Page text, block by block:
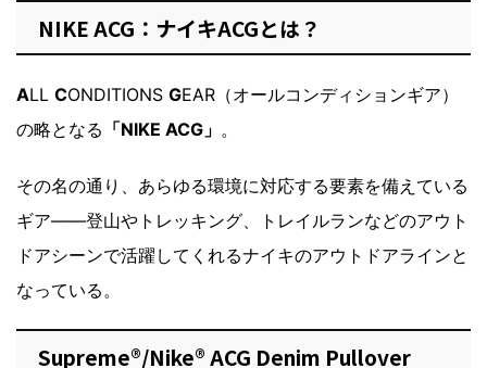
NIKE ACG：ナイキACGとは？
ALL CONDITIONS GEAR（オールコンディションギア）
の略となる 「NIKE ACG」 。
その名の通り、あらゆる環境に対応する要素を備えている
ギア――登山やトレッキング、トレイルランなどのアウト
ドアシーンで活躍してくれるナイキのアウトドアラインと
なっている。
Supreme®/Nike® ACG Denim Pullover